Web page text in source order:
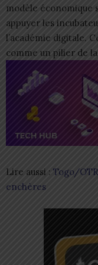
modèle économique
appuyer les
l’académie digitale.
comme un pilier de
Lire aussi : Togo/
enchères